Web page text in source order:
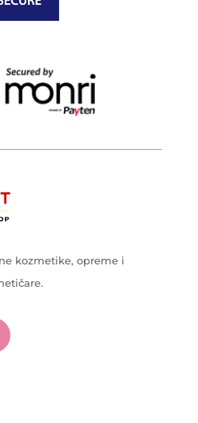
kozmetike, opreme i